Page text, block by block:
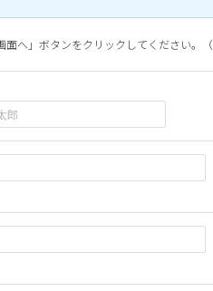
へ」ボタンをクリックしてください。（